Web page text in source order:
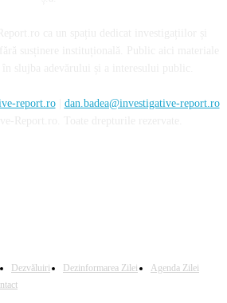
report.ro| dan.badea@investigative-report.ro
Dezvăluiri Dezinformarea Zilei
Agenda Zilei